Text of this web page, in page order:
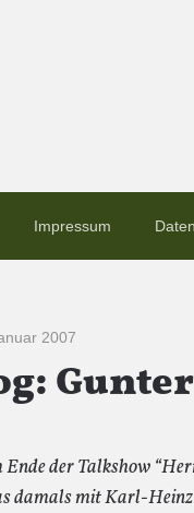
Impressum
2007
der Talkshow
damals mit Karl-